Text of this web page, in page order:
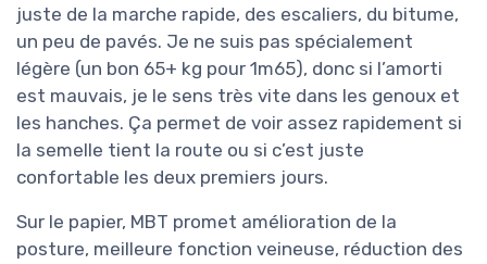
juste de la marche rapide, des escaliers, du bitume,
un peu de pavés. Je ne suis pas spécialement
légère (un bon 65+ kg pour 1m65), donc si l’amorti
est mauvais, je le sens très vite dans les genoux et
les hanches. Ça permet de voir assez rapidement si
la semelle tient la route ou si c’est juste
confortable les deux premiers jours.
Sur le papier, MBT promet amélioration de la
posture, meilleure fonction veineuse, réduction des